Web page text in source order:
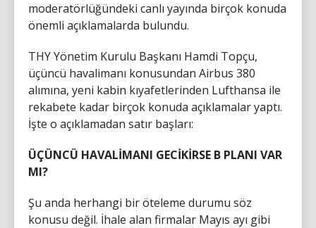
moderatörlüğündeki canlı yayında birçok konuda
önemli açıklamalarda bulundu.
THY Yönetim Kurulu Başkanı Hamdi Topçu,
üçüncü havalimanı konusundan Airbus 380
alımına, yeni kabin kıyafetlerinden Lufthansa ile
rekabete kadar birçok konuda açıklamalar yaptı.
İşte o açıklamadan satır başları:
ÜÇÜNCÜ HAVALİMANI GECİKİRSE B PLANI VAR
MI?
Şu anda herhangi bir öteleme durumu söz
konusu değil. İhale alan firmalar Mayıs ayı gibi